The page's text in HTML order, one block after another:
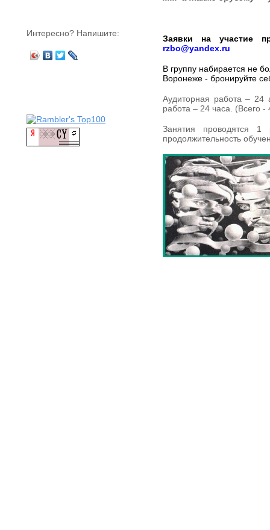
Интересно? Напишите:
Заявки на участие
rzbo@yandex.ru
В группу набирается не
Воронеже - бронируйте
Аудиторная работа – 24
работа – 24 часа. (Всего -
Занятия проводятся
продолжительность